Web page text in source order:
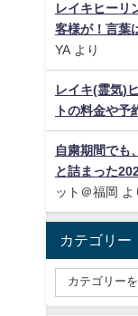
レイキヒーリ
客様が！言葉
YAより
レイキ(霊気)
トの料金や予
自粛期間でも
と詰まった
ット＠福岡 よ
カテゴリー